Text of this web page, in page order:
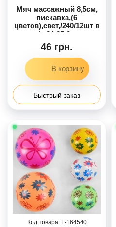
Мяч массажный 8,5см,
пискавка,(6
цветов),свет,/240/12шт в
п/е 34-25-9см
46 грн.
Быстрый заказ
164540